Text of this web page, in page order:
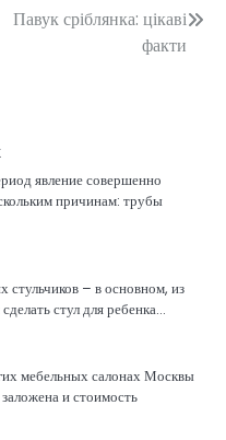
Павук сріблянка: цікаві
факти
явление совершенно
причинам: трубы
стульчиков – в основном, из
стул для ребенка…
мебельных салонах Москвы
и стоимость